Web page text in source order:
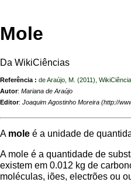
Mole
Da WikiCiências
Referência : de Araújo, M. (2011),
Autor: Mariana de Araújo
Editor: Joaquim Agostinho Moreira
A mole é a unidade de
A mole é a quantidade de
existem em 0.012 kg de
moléculas, iões, electrões ou